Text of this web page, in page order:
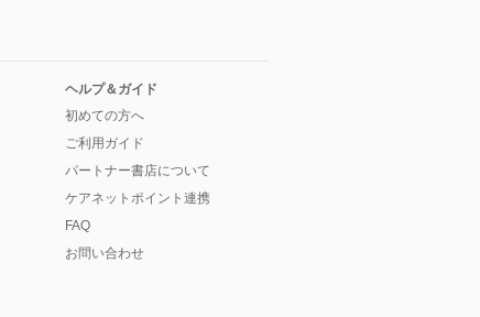
ヘルプ＆ガイド
初めての方へ
ご利用ガイド
パートナー書店について
ケアネットポイント連携
FAQ
お問い合わせ